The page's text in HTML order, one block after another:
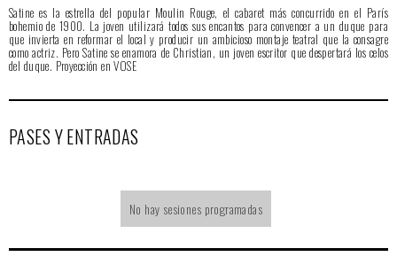
Satine es la estrella del popular Moulin Rouge, el cabaret más concurrido en el París
bohemio de 1900. La joven utilizará todos sus encantos para convencer a un duque para
que invierta en reformar el local y producir un ambicioso montaje teatral que la consagre
como actriz. Pero Satine se enamora de Christian, un joven escritor que despertará los celos
del duque. Proyección en VOSE
PASES Y ENTRADAS
No hay sesiones programadas